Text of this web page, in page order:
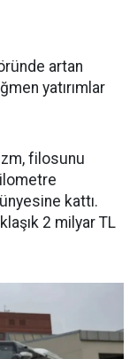
artan
yatırımlar
filosunu
kattı.
2 milyar TL